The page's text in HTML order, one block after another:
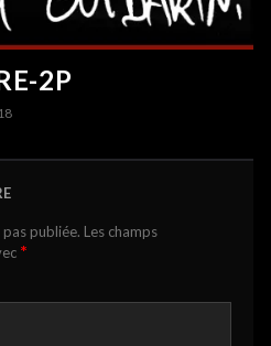
2P
publiée. Les champs
*